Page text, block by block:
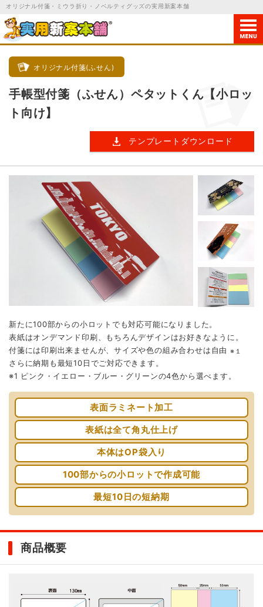
オリジナル付箋 ・ミウラ折り・ノベルティグッズの実用新案本舗
オリジナル付箋(ふせん)
手帳型付箋（ふせん）ペタットくん【小ロッ
ト向け】
テンプレートダウンロード
新たに100部からの小ロットでも対応可能になりました。
表紙はオンデマンド印刷、もちろんデザインはお好きなように。
付箋には印刷出来ませんが、サイズや色の組み合わせは自由 ※１
さらに納期も最短10日でご対応できます。
※1 ピンク・イエロー・ブルー・グリーンの4色から選べます。
表面ラミネート加工
表紙は全て角丸仕上げ
本体はOP袋入り
100部からの小ロットで作成可能
最短10日の短納期
商品概要